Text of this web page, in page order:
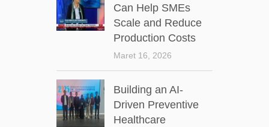
Can Help SMEs
Scale and Reduce
Production Costs
Maret 16, 2026
Building an AI-
Driven Preventive
Healthcare